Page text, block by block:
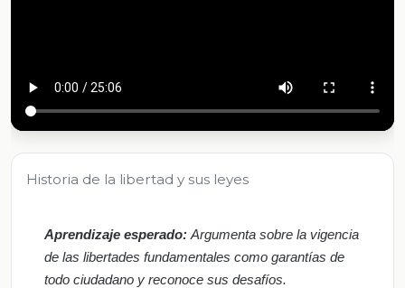
Historia de la libertad y sus leyes
Aprendizaje esperado: Argumenta sobre la vigencia
de las libertades fundamentales como garantías de
todo ciudadano y reconoce sus desafíos.